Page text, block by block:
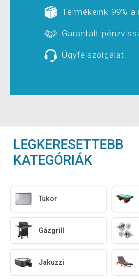
Termékeink 99%-a
Garantált
Ügyfélszolgálat
LEGKERESETTEBB
KATEGÓRIÁK
Tükör
Gázgrill
Jakuzzi